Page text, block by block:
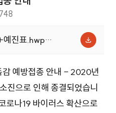
진표.hwp
예방접종 안내 - 2020년
진으로 인해 종결되었습니
로나19 바이러스 확산으로